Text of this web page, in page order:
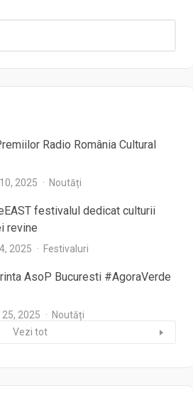
Radio România Cultural
2025 Noutăți
festivalul dedicat culturii
revine
2025 Festivaluri
AsoP Bucuresti #AgoraVerde
2025
Noutăți
Vezi tot